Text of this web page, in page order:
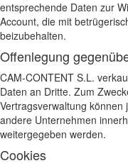
entsprechende Daten zur
Account, die mit
beizubehalten.
Offenlegung
CAM-CONTENT S.L.
Daten an Dritte. Zum
Vertragsverwaltung
andere Unternehmen
weitergegeben werden.
Cookies